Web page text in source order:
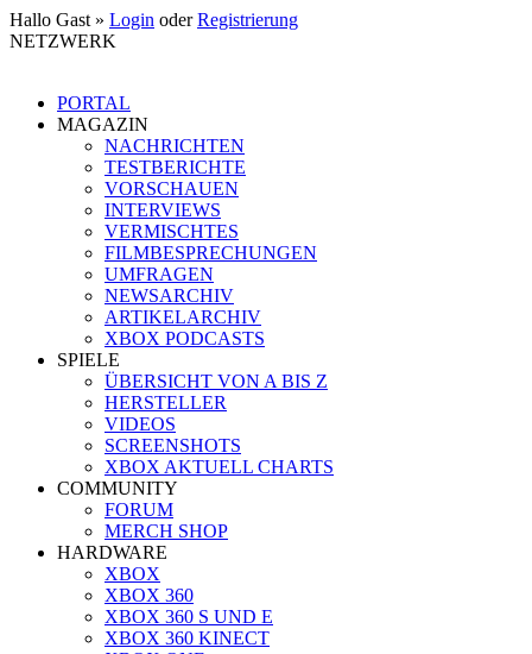
Hallo Gast » Login oderRegistrierung
NETZWERK
PORTAL
MAGAZIN
NACHRICHTEN
TESTBERICHTE
VORSCHAUEN
INTERVIEWS
VERMISCHTES
FILMBESPRECHUNGEN
UMFRAGEN
NEWSARCHIV
ARTIKELARCHIV
XBOX PODCASTS
SPIELE
ÜBERSICHT VON A BIS Z
HERSTELLER
VIDEOS
SCREENSHOTS
XBOX AKTUELL CHARTS
COMMUNITY
FORUM
MERCH SHOP
HARDWARE
XBOX
XBOX 360
XBOX 360 S UND E
XBOX 360 KINECT